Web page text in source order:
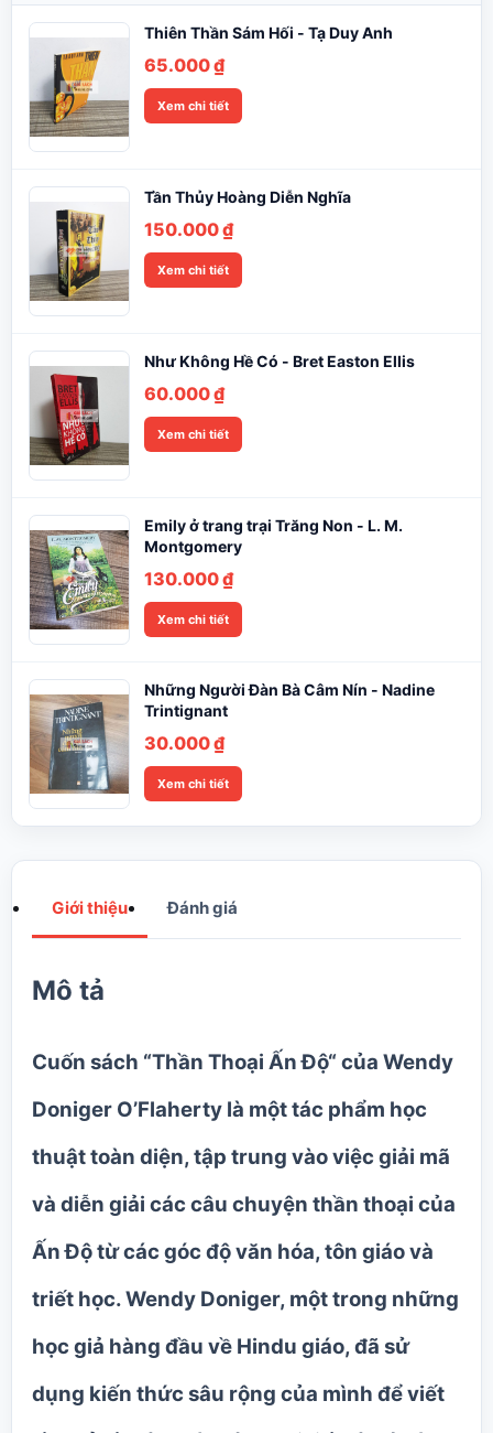
Thiên Thần Sám Hối - Tạ Duy Anh
65.000₫
Xem chi tiết
Tần Thủy Hoàng Diễn Nghĩa
150.000₫
Xem chi tiết
Như Không Hề Có - Bret Easton Ellis
60.000₫
Xem chi tiết
Emily ở trang trại Trăng Non - L. M.
Montgomery
130.000₫
Xem chi tiết
Những Người Đàn Bà Câm Nín - Nadine
Trintignant
30.000₫
Xem chi tiết
Giới thiệu Đánh giá
Mô tả
Cuốn sách “Thần Thoại Ấn Độ“của Wendy
Doniger O’Flaherty là một tác phẩm học
thuật toàn diện, tập trung vào việc giải mã
và diễn giải các câu chuyện thần thoại của
Ấn Độ từ các góc độ văn hóa, tôn giáo và
triết học. Wendy Doniger, một trong những
học giả hàng đầu về Hindu giáo, đã sử
dụng kiến thức sâu rộng của mình để viết